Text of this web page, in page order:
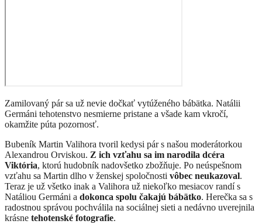
Zamilovaný pár sa už nevie dočkať vytúženého bábätka. Natálii
Germáni tehotenstvo nesmierne pristane a všade kam vkročí,
okamžite púta pozornosť.
Bubeník Martin Valihora tvoril kedysi pár s našou moderátorkou
Alexandrou Orviskou. Z ich vzťahu sa im narodila dcéra
Viktória, ktorú hudobník nadovšetko zbožňuje. Po neúspešnom
vzťahu sa Martin dlho v ženskej spoločnosti vôbec neukazoval.
Teraz je už všetko inak a Valihora už niekoľko mesiacov randí s
Natáliou Germáni a dokonca spolu čakajú bábätko. Herečka sa s
radostnou správou pochválila na sociálnej sieti a nedávno uverejnila
krásne tehotenské fotografie.